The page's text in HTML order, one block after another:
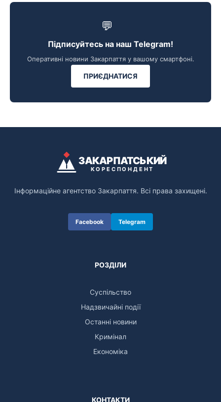
💬
Підписуйтесь на наш Telegram!
Оперативні новини Закарпаття у вашому смартфоні.
ПРИЄДНАТИСЯ
ЗАКАРПАТСЬКИЙ
КОРЕСПОНДЕНТ
Інформаційне агентство Закарпаття. Всі права захищені.
Facebook Telegram
РОЗДІЛИ
Суспільство
Надзвичайні події
Останні новини
Кримінал
Економіка
КОНТАКТИ